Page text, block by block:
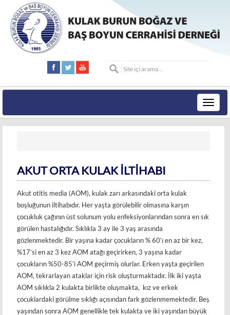
Toggle
AKUT ORTA KULAK İLTİHABI
Akut otitis media (AOM), kulak zarı arkasındaki orta kulak
boşluğunun iltihabıdır. Her yaşta görülebilir olmasına karşın
çocukluk çağının üst solunum yolu enfeksiyonlarından sonra en sık
görülen hastalığıdır. Sıklıkla 3 ay ile 3 yaş arasında
gözlenmektedir. Bir yaşına kadar çocukların % 60’ı en az bir kez,
%17’si en az 3 kez AOM atağı geçirirken, 3 yaşına kadar
çocukların %50-85’i AOM geçirmiş olurlar. Erken yaşta geçirilen
AOM, tekrarlayan ataklar için risk oluşturmaktadır. İlk iki yaşta
AOM sıklıkla 2 kulakta birlikte oluşmakta, kız ve erkek
çocuklardaki görülme sıklığı açısından fark gözlenmemektedir. Beş
yaşından sonra AOM genellikle tek kulakta ve iki yaşından büyük